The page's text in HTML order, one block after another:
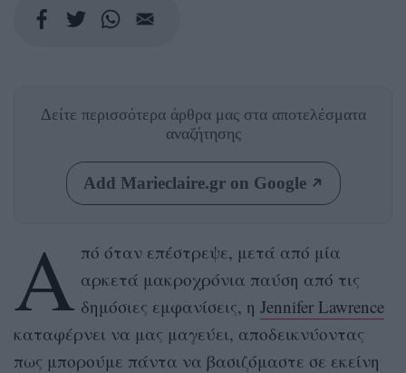
Δείτε περισσότερα άρθρα μας στα αποτελέσματα
αναζήτησης
Add Marieclaire.gr on Google
Α πό όταν επέστρεψε, μετά από μία
αρκετά μακροχρόνια παύση από τις
δημόσιες εμφανίσεις, η Jennifer Lawrence
καταφέρνει να μας μαγεύει, αποδεικνύοντας
πως μπορούμε πάντα να βασιζόμαστε σε εκείνη